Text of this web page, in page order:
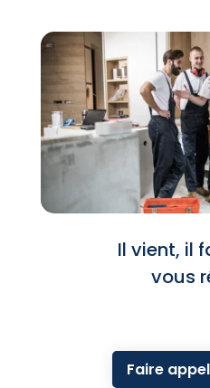
Il vient, il
vous
Faire